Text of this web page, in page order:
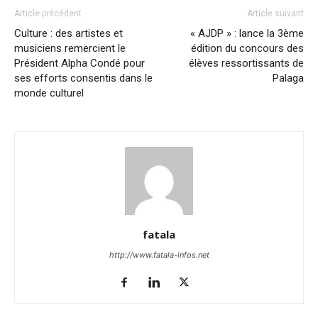
Article précédent
Culture : des artistes et
musiciens remercient le
Président Alpha Condé pour
ses efforts consentis dans le
monde culturel
Article suivant
« AJDP » : lance la 3ème
édition du concours des
élèves ressortissants de
Palaga
fatala
http://www.fatala-infos.net